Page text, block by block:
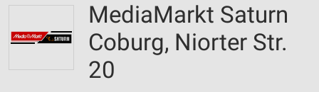
MediaMarkt Saturn
Coburg, Niorter Str.
20